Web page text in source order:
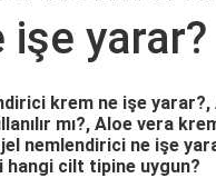
işe yarar?
krem ne işe yarar?,
mı?, Aloe vera
nemlendirici ne işe
hangi cilt tipine uygun?